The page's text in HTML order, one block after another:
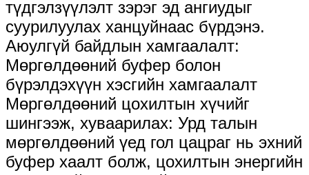
түдгэлзүүлэлт зэрэг эд ангиудыг
суурилуулах ханцуйнаас бүрдэнэ.
Аюулгүй байдлын хамгаалалт:
Мөргөлдөөний буфер болон
бүрэлдэхүүн хэсгийн хамгаалалт
Мөргөлдөөний цохилтын хүчийг
шингээж, хуваарилах: Урд талын
мөргөлдөөний үед гол цацраг нь эхний
буфер хаалт болж, цохилтын энергийн